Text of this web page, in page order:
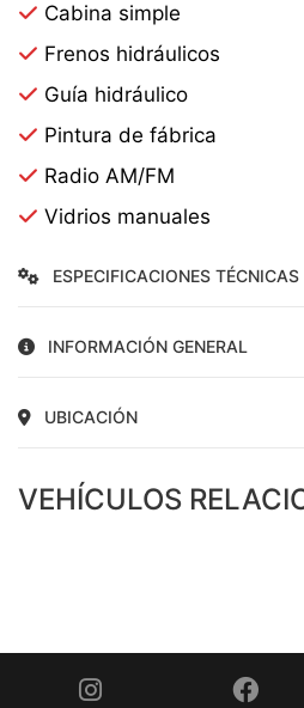
Cabina simple
Frenos hidráulicos
Guía hidráulico
Pintura de fábrica
Radio AM/FM
Vidrios manuales
ESPECIFICACIONES TÉCNICAS
INFORMACIÓN GENERAL
UBICACIÓN
VEHÍCULOS